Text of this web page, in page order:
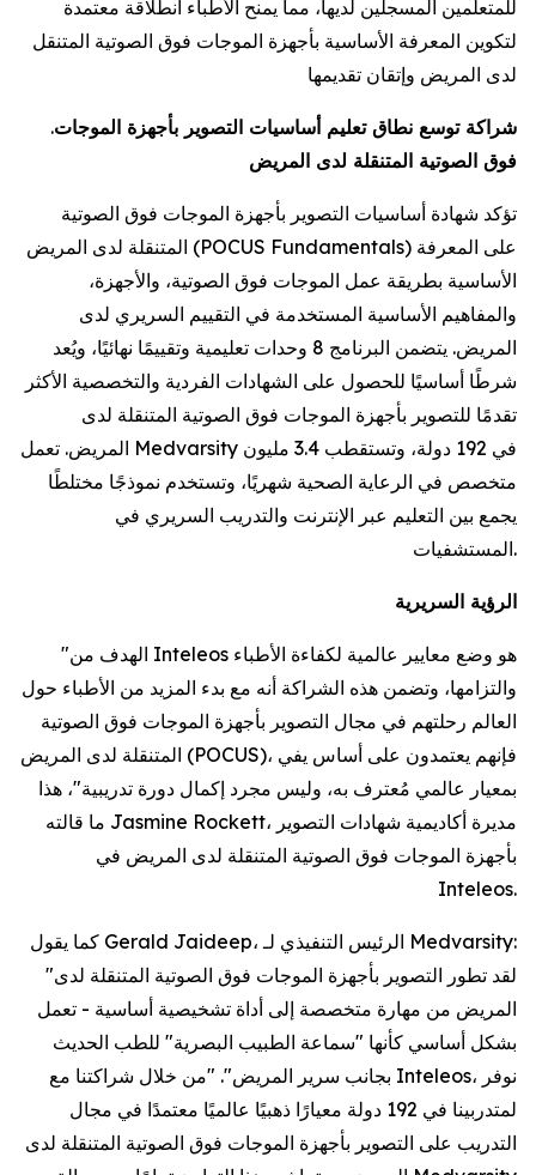
للمتعلمين المسجلين لديها، مما يمنح الأطباء انطلاقة معتمدة
لتكوين المعرفة الأساسية بأجهزة الموجات فوق الصوتية المتنقل
لدى المريض وإتقان تقديمها
.شراكة توسع نطاق تعليم أساسيات التصوير بأجهزة الموجات
فوق الصوتية المتنقلة لدى المريض
تؤكد شهادة أساسيات التصوير بأجهزة الموجات فوق الصوتية
المتنقلة لدى المريض (POCUS Fundamentals) على المعرفة
الأساسية بطريقة عمل الموجات فوق الصوتية، والأجهزة،
والمفاهيم الأساسية المستخدمة في التقييم السريري لدى
المريض. يتضمن البرنامج 8 وحدات تعليمية وتقييمًا نهائيًا، ويُعد
شرطًا أساسيًا للحصول على الشهادات الفردية والتخصصية الأكثر
تقدمًا للتصوير بأجهزة الموجات فوق الصوتية المتنقلة لدى
المريض. تعمل Medvarsity في 192 دولة، وتستقطب 3.4 مليون
متخصص في الرعاية الصحية شهريًا، وتستخدم نموذجًا مختلطًا
يجمع بين التعليم عبر الإنترنت والتدريب السريري في
المستشفيات.
الرؤية السريرية
"الهدف من Inteleos هو وضع معايير عالمية لكفاءة الأطباء
والتزامها، وتضمن هذه الشراكة أنه مع بدء المزيد من الأطباء حول
العالم رحلتهم في مجال التصوير بأجهزة الموجات فوق الصوتية
المتنقلة لدى المريض (POCUS)، فإنهم يعتمدون على أساس يفي
بمعيار عالمي مُعترف به، وليس مجرد إكمال دورة تدريبية"، هذا
ما قالته Jasmine Rockett، مديرة أكاديمية شهادات التصوير
بأجهزة الموجات فوق الصوتية المتنقلة لدى المريض في
Inteleos.
كما يقول Gerald Jaideep، الرئيس التنفيذي لـ Medvarsity:
"لقد تطور التصوير بأجهزة الموجات فوق الصوتية المتنقلة لدى
المريض من مهارة متخصصة إلى أداة تشخيصية أساسية - تعمل
بشكل أساسي كأنها "سماعة الطبيب البصرية" للطب الحديث
بجانب سرير المريض". "من خلال شراكتنا مع Inteleos، نوفر
لمتدربينا في 192 دولة معيارًا ذهبيًا عالميًا معتمدًا في مجال
التدريب على التصوير بأجهزة الموجات فوق الصوتية المتنقلة لدى